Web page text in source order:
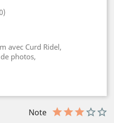
avec Curd Ridel,
photos,
Note